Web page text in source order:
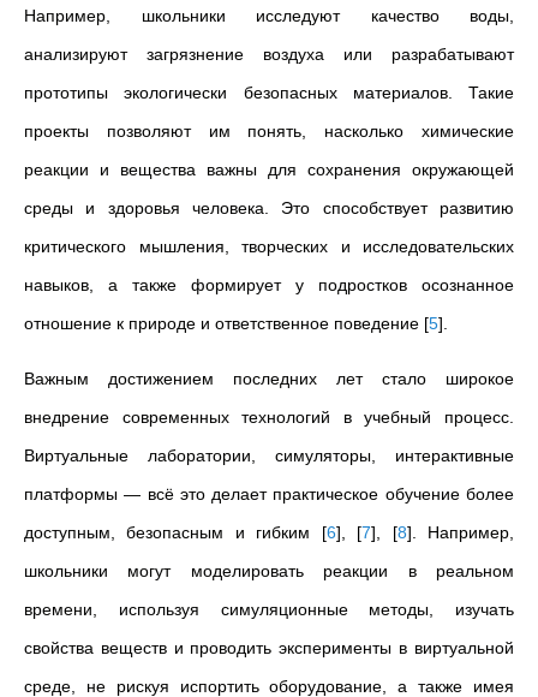
Например, школьники исследуют качество воды,
анализируют загрязнение воздуха или разрабатывают
прототипы экологически безопасных материалов. Такие
проекты позволяют им понять, насколько химические
реакции и вещества важны для сохранения окружающей
среды и здоровья человека. Это способствует развитию
критического мышления, творческих и исследовательских
навыков, а также формирует у подростков осознанное
отношение к природе и ответственное поведение [5]
Важным достижением последних лет стало широкое
внедрение современных технологий в учебный процесс.
Виртуальные лаборатории, симуляторы, интерактивные
платформы — всё это делает практическое обучение более
доступным, безопасным и гибким [6] [7] [8] . Например,
школьники могут моделировать реакции в реальном
времени, используя симуляционные методы, изучать
свойства веществ и проводить эксперименты в виртуальной
среде, не рискуя испортить оборудование, а также имея